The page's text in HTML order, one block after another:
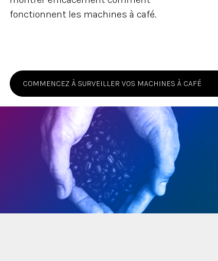
fonctionnent les machines à café.
COMMENCEZ À SURVEILLER VOS MACHINES À CAFÉ